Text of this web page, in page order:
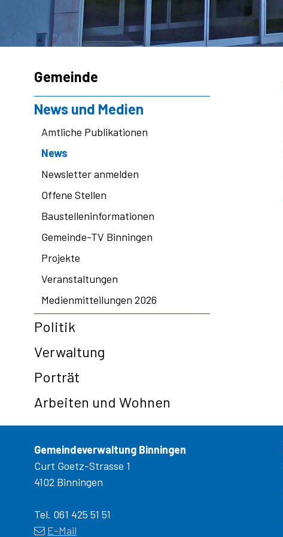
Subnavigation
Gemeinde
News und Medien
Amtliche Publikationen
News
Newsletter anmelden
Offene Stellen
Baustelleninformationen
Gemeinde-TV Binningen
Projekte
Veranstaltungen
Medienmitteilungen 2026
Politik
Verwaltung
Porträt
Arbeiten und Wohnen
Gemeindeverwaltung Binningen
Curt Goetz-Strasse 1
4102 Binningen
Tel. 061 425 51 51
E-Mail